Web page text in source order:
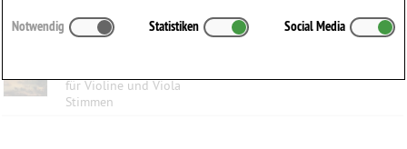
für Violine und Viola
Stimmen
Notwendig Statistiken Social Media